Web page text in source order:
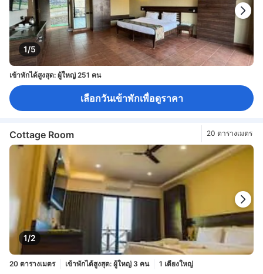
1/5
เข้าพักได้สูงสุด: ผู้ใหญ่ 251 คน
เลือกวันเข้าพักเพื่อดูราคา
Cottage Room 20 ตารางเมตร
1/2
20 ตารางเมตร เข้าพักได้สูงสุด: ผู้ใหญ่ 3 คน 1 เตียงใหญ่